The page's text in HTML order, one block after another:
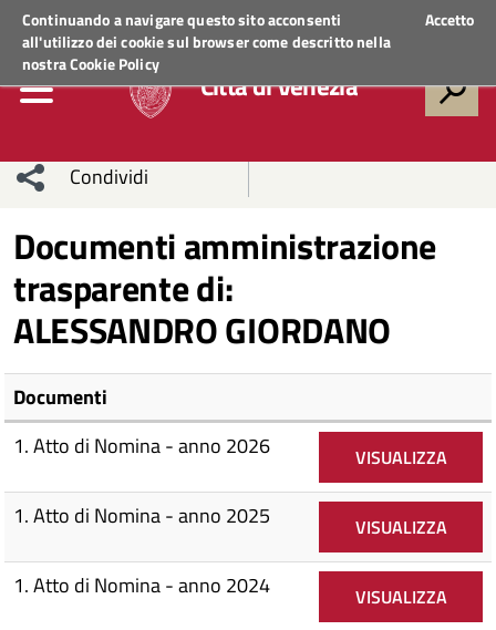
Continuando a navigare questo sito acconsenti
all'utilizzo dei cookie sul browser come descritto nella
nostraCookie Policy
Accetto
Regione VenetoACCEDI AI SERVIZI
Città di Venezia
Condividi
sui social
network
Condividi
Condividi
Facebook
Condividi
su
Twitter
Condividi
su
Facebook
Condividi
su
Whatsapp
Documenti amministrazione
trasparente di:
ALESSANDRO GIORDANO
Documenti
1. Atto di Nomina - anno 2026
VISUALIZZA
1. Atto di Nomina - anno 2025 VISUALIZZA
1. Atto di Nomina - anno 2024 VISUALIZZA